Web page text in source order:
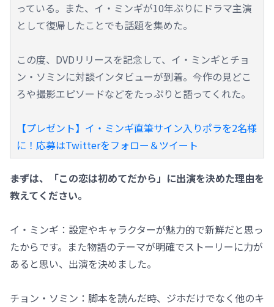
っている。また、イ・ミンギが10年ぶりにドラマ主演
として復帰したことでも話題を集めた。
この度、DVDリリースを記念して、イ・ミンギとチョ
ン・ソミンに対談インタビューが到着。今作の見どこ
ろや撮影エピソードなどをたっぷりと語ってくれた。
【プレゼント】イ・ミンギ直筆サイン入りポラを2名様
に！応募はTwitterをフォロー＆ツイート
――まずは、「この恋は初めてだから」に出演を決めた理由を
教えてください。
イ・ミンギ：設定やキャラクターが魅力的で新鮮だと思っ
たからです。また物語のテーマが明確でストーリーに力が
あると思い、出演を決めました。
チョン・ソミン：脚本を読んだ時、ジホだけでなく他のキ